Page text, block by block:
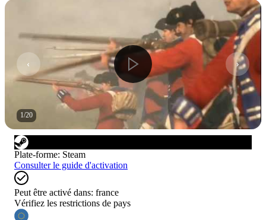
1/20
Plate-forme: Steam
Consulter le guide d'activation
Peut être activé dans: france
Vérifiez les restrictions de pays